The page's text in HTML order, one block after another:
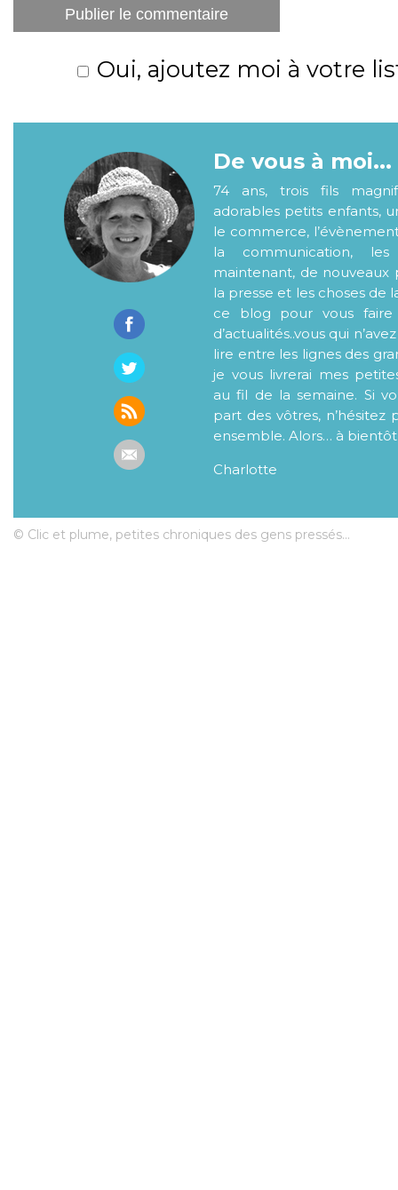
Oui, ajoutez moi à votre
De vous à moi...
74 ans, trois fils
adorables petits enfants,
le commerce,
la communication,
maintenant, de nouveaux
la presse et les choses de
ce blog pour vous faire
d’actualités..vous qui
lire entre les lignes des
je vous livrerai mes
au fil de la semaine. Si
part des vôtres, n’hésitez
ensemble. Alors… à bientôt
Charlotte
© Clic et plume, petites chroniques des gens pressés...